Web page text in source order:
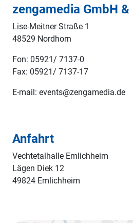
zengamedia GmbH &
Lise-Meitner Straße 1
48529 Nordhorn
Fon: 05921/ 7137-0
Fax: 05921/ 7137-17
E-mail: events@zengamedia.de
Anfahrt
Vechtetalhalle Emlichheim
Lägen Diek 12
49824 Emlichheim